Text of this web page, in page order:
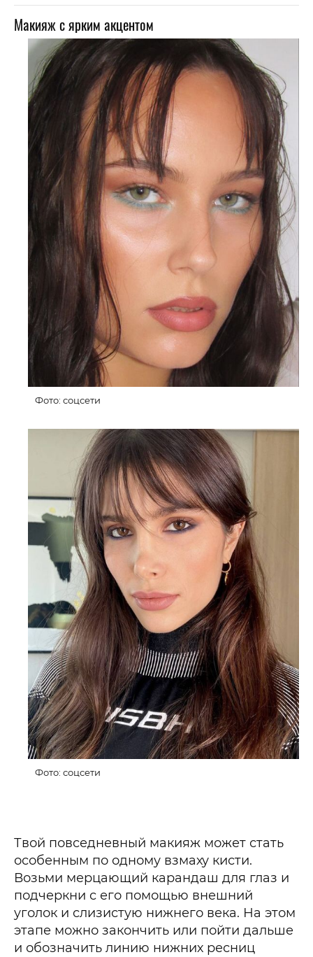
Макияж с ярким акцентом
Фото: соцсети
Фото: соцсети
Твой повседневный макияж может стать
особенным по одному взмаху кисти.
Возьми мерцающий карандаш для глаз и
подчеркни с его помощью внешний
уголок и слизистую нижнего века. На этом
этапе можно закончить или пойти дальше
и обозначить линию нижних ресниц